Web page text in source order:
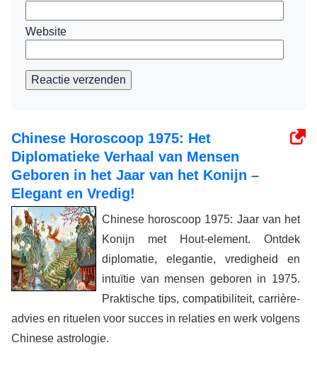
Website
Reactie verzenden
Chinese Horoscoop 1975: Het
Diplomatieke Verhaal van Mensen
Geboren in het Jaar van het Konijn –
Elegant en Vredig!
Chinese horoscoop 1975: Jaar van het
Konijn met Hout-element. Ontdek
diplomatie, elegantie, vredigheid en
intuïtie van mensen geboren in 1975.
Praktische tips, compatibiliteit, carrière-
advies en rituelen voor succes in relaties en werk volgens
Chinese astrologie.